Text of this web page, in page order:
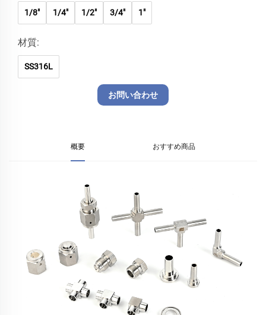
1/8" 1/4" 1/2" 3/4" 1"
材質:
SS316L
お問い合わせ
概要 おすすめ商品